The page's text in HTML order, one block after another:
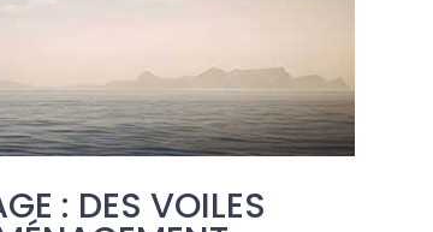
: DES VOILES